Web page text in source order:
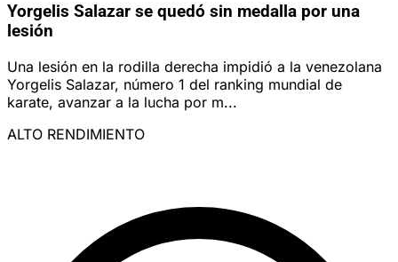
Yorgelis Salazar se quedó sin medalla por una
lesión
Una lesión en la rodilla derecha impidió a la venezolana
Yorgelis Salazar, número 1 del ranking mundial de
karate, avanzar a la lucha por m...
ALTO RENDIMIENTO